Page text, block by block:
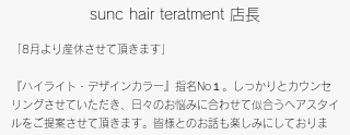
sunc hair teratment 店長
​「8月より産休させて頂きます」
『ハイライト・デザインカラー』指名No１ ​。
しっかりとカウンセ
リングさせていただき、日々のお悩みに合わせて似合うヘアスタイ
ルをご提案させて頂きます。皆様とのお話も楽しみにしておりま